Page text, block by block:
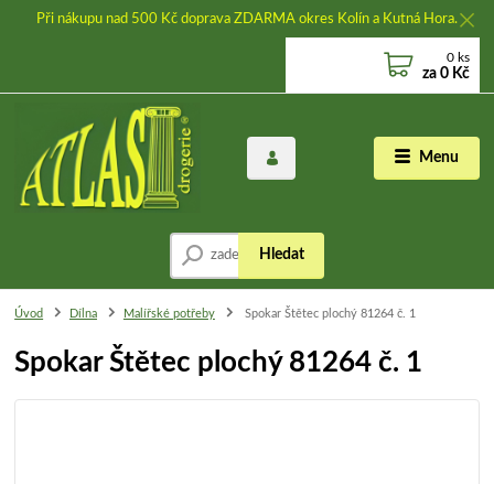
Při nákupu nad 500 Kč doprava ZDARMA okres Kolín a Kutná Hora.
Menu
Hledat
0 ks
za 0 Kč
Úvod Dílna Malířské potřeby Spokar Štětec plochý 81264 č. 1
Spokar Štětec plochý 81264 č. 1